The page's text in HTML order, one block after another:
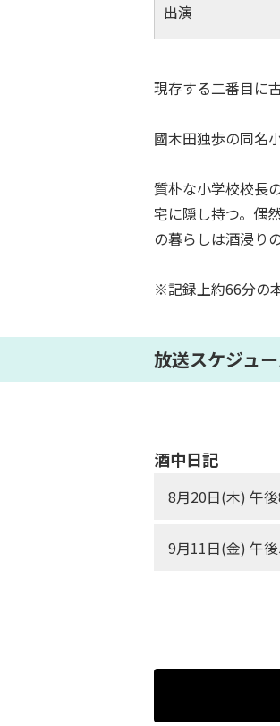
出演
現存する二番目に
國木田独歩の同名
質朴な小学校校長
宅に隠し持つ。偶
の暮らしは酒浸り
※記録上約66分の
放送スケジュ
酒中日記
8月20日(木) 午
9月11日(金) 午